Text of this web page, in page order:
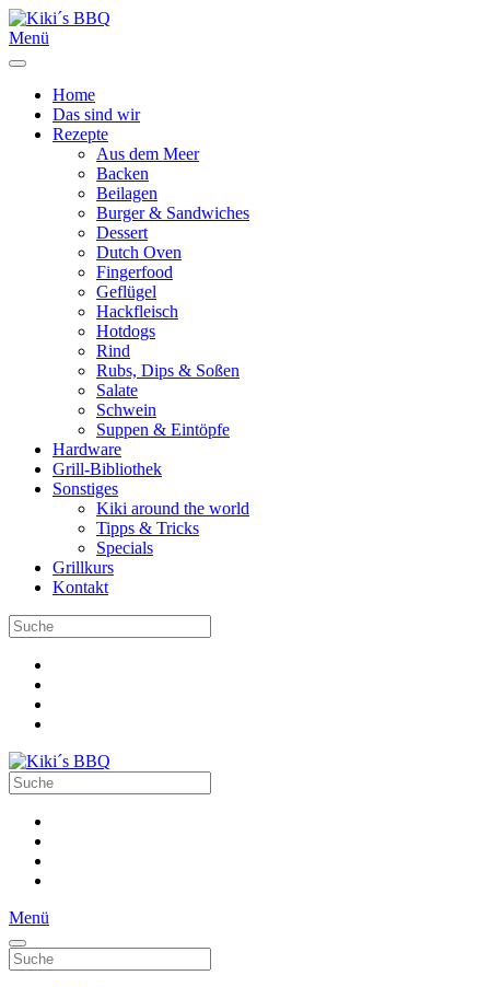
Menü
Home
Das sind wir
Rezepte
Aus dem Meer
Backen
Beilagen
Burger & Sandwiches
Dessert
Dutch Oven
Fingerfood
Geflügel
Hackfleisch
Hotdogs
Rind
Rubs, Dips & Soßen
Salate
Schwein
Suppen & Eintöpfe
Hardware
Grill-Bibliothek
Sonstiges
Kiki around the world
Tipps & Tricks
Specials
Grillkurs
Kontakt
Menü